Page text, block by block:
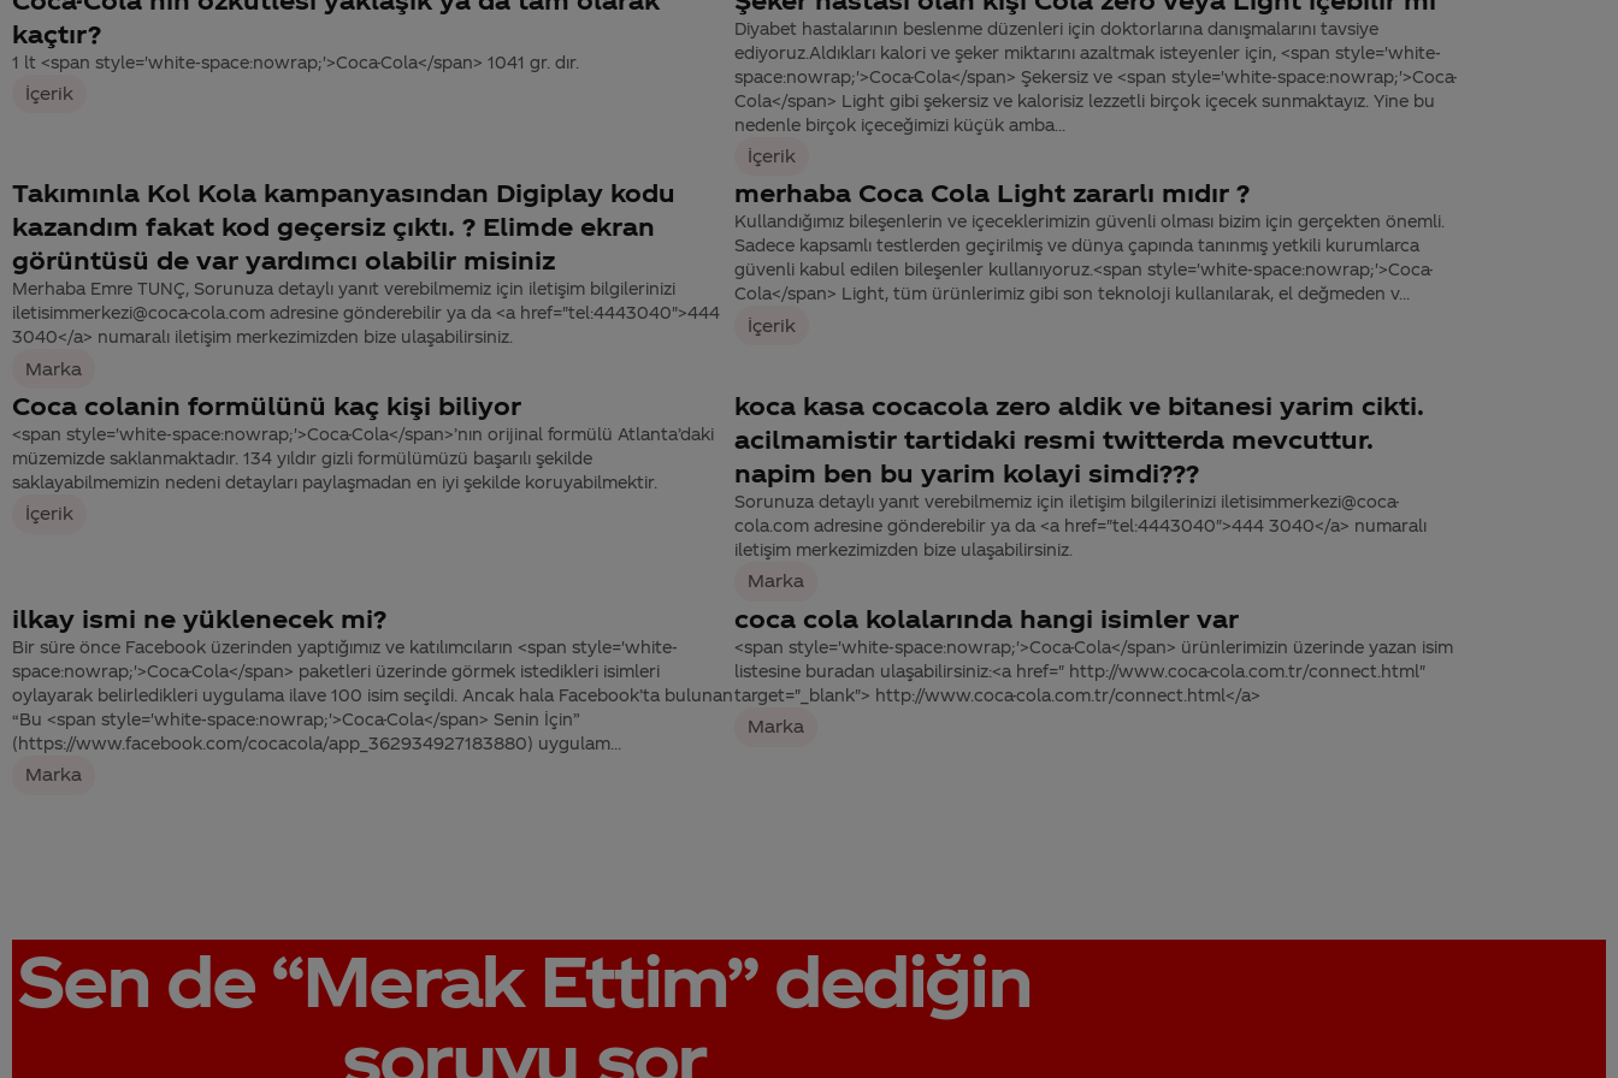
kaçtır?
1 lt <span style='white-space:nowrap;'>Coca-Cola</span> 1041 gr. dır.
İçerik
Diyabet hastalarının beslenme düzenleri için doktorlarına danışmalarını tavsiye
ediyoruz.Aldıkları kalori ve şeker miktarını azaltmak isteyenler için, <span style='white-
space:nowrap;'>Coca-Cola</span> Şekersiz ve <span style='white-space:nowrap;'>Coca-
Cola</span> Light gibi şekersiz ve kalorisiz lezzetli birçok içecek sunmaktayız. Yine bu
nedenle birçok içeceğimizi küçük amba...
İçerik
Takımınla Kol Kola kampanyasından Digiplay kodu
kazandım fakat kod geçersiz çıktı. ? Elimde ekran
görüntüsü de var yardımcı olabilir misiniz
Merhaba Emre TUNÇ, Sorunuza detaylı yanıt verebilmemiz için iletişim bilgilerinizi
iletisimmerkezi@coca-cola.com adresine gönderebilir ya da <a href="tel:4443040">444
3040</a> numaralı iletişim merkezimizden bize ulaşabilirsiniz.
Marka
merhaba Coca Cola Light zararlı mıdır ?
Kullandığımız bileşenlerin ve içeceklerimizin güvenli olması bizim için gerçekten önemli.
Sadece kapsamlı testlerden geçirilmiş ve dünya çapında tanınmış yetkili kurumlarca
güvenli kabul edilen bileşenler kullanıyoruz.<span style='white-space:nowrap;'>Coca-
Cola</span> Light, tüm ürünlerimiz gibi son teknoloji kullanılarak, el değmeden v...
İçerik
Coca colanin formülünü kaç kişi biliyor
<span style='white-space:nowrap;'>Coca-Cola</span>’nın orijinal formülü Atlanta’daki
müzemizde saklanmaktadır. 134 yıldır gizli formülümüzü başarılı şekilde
saklayabilmemizin nedeni detayları paylaşmadan en iyi şekilde koruyabilmektir.
İçerik
koca kasa cocacola zero aldik ve bitanesi yarim cikti.
acilmamistir tartidaki resmi twitterda mevcuttur.
napim ben bu yarim kolayi simdi???
Sorunuza detaylı yanıt verebilmemiz için iletişim bilgilerinizi iletisimmerkezi@coca-
cola.com adresine gönderebilir ya da <a href="tel:4443040">444 3040</a> numaralı
iletişim merkezimizden bize ulaşabilirsiniz.
Marka
ilkay ismi ne yüklenecek mi?
Bir süre önce Facebook üzerinden yaptığımız ve katılımcıların <span style='white-
space:nowrap;'>Coca-Cola</span> paketleri üzerinde görmek istedikleri isimleri
oylayarak belirledikleri uygulama ilave 100 isim seçildi. Ancak hala Facebook’ta bulunan
“Bu <span style='white-space:nowrap;'>Coca-Cola</span> Senin İçin”
(https://www.facebook.com/cocacola/app_362934927183880) uygulam...
Marka
coca cola kolalarında hangi isimler var
<span style='white-space:nowrap;'>Coca-Cola</span> ürünlerimizin üzerinde yazan isim
listesine buradan ulaşabilirsiniz:<a href=" http://www.coca-cola.com.tr/connect.html"
target="_blank"> http://www.coca-cola.com.tr/connect.html</a>
Marka
Sen de “Merak Ettim”dediğin
soruyu sor